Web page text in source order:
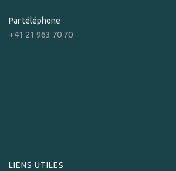
Par téléphone
+41 21 963 70 70
LIENS UTILES